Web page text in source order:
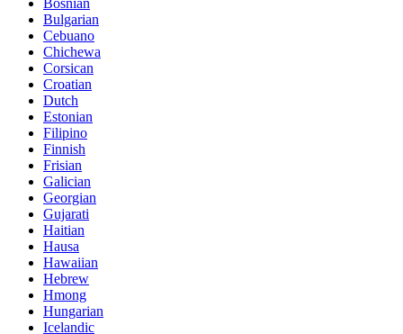
Bulgarian
Cebuano
Chichewa
Corsican
Croatian
Dutch
Estonian
Filipino
Finnish
Frisian
Galician
Georgian
Gujarati
Haitian
Hausa
Hawaiian
Hebrew
Hmong
Hungarian
Icelandic